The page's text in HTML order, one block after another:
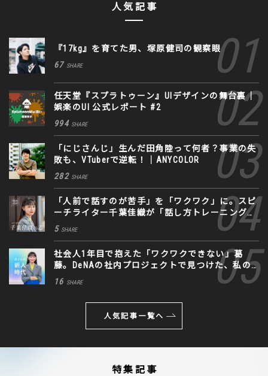
人気記事
『17kg』を育てた男、塚原健司の観察眼
67 SHARE
任天堂『スプラトゥーン』UIデザインの舞台裏｜
娯楽のUI 公式レポート #2
994 SHARE
「にじさんじ」生んだ田角陸って何者？事業の失
敗も、VTuberで逆転！｜ANYCOLOR
282 SHARE
「人前で話すのが苦手」を「ワクワク」に。スピ
ーチライター千葉佳織が「話し方トレーニング」
に込めた思い
5 SHARE
社会人1年目で抱えた「ワクワクできない」葛
藤。DeNAの社内プロジェクトで見つけた、私の
生きる道
16 SHARE
人気記事一覧へ
特集記事